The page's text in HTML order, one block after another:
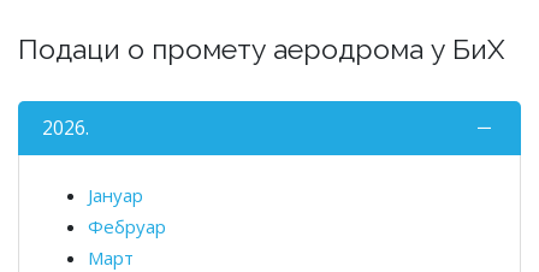
Подаци о промету аеродрома у БиХ
2026.
Јануар
Фебруар
Март